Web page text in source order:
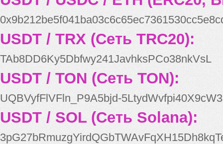
USDT / TRX (Сеть TRC20):
TAb8DD6Ky5Dbfwy241JavhksPCo38nkVsL
USDT / TON (Сеть TON):
UQBVyfFlVFln_P9A5bjd-
USDT / SOL (Сеть Solana):